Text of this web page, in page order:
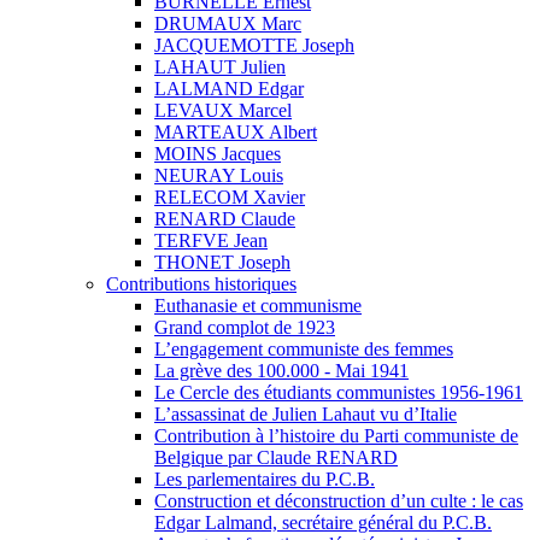
DRUMAUX Marc
JACQUEMOTTE Joseph
LAHAUT Julien
LALMAND Edgar
LEVAUX Marcel
MARTEAUX Albert
MOINS Jacques
NEURAY Louis
RELECOM Xavier
RENARD Claude
TERFVE Jean
THONET Joseph
Contributions historiques
Euthanasie et communisme
Grand complot de 1923
L’engagement communiste des femmes
La grève des 100.000 - Mai 1941
Le Cercle des étudiants communistes 1956-1961
L’assassinat de Julien Lahaut vu d’Italie
Contribution à l’histoire du Parti communiste de
Belgique par Claude RENARD
Les parlementaires du P.C.B.
Construction et déconstruction d’un culte : le cas
Edgar Lalmand, secrétaire général du P.C.B.